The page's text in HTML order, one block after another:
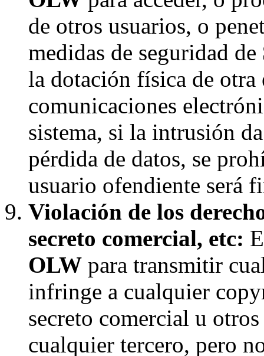
de otros usuarios, o
medidas de seguridad de
la dotación física de otra
comunicaciones
sistema, si la intrusión
pérdida de datos, se
usuario ofendiente será
Violación de los
secreto comercial, etc:
OLW para transmitir
infringe a cualquier
secreto comercial u
cualquier tercero, pero